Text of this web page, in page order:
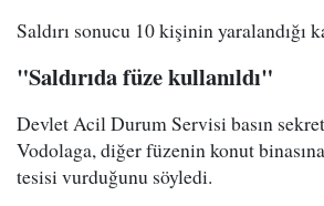
Saldırı sonucu 10 kişinin yaralandığı
"Saldırıda füze kullanıldı"
Devlet Acil Durum Servisi basın
Vodolaga, diğer füzenin konut
tesisi vurduğunu söyledi.